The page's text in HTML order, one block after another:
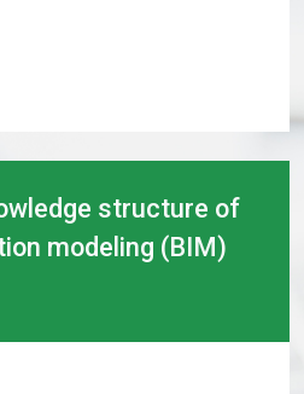
structure of
modeling (BIM)